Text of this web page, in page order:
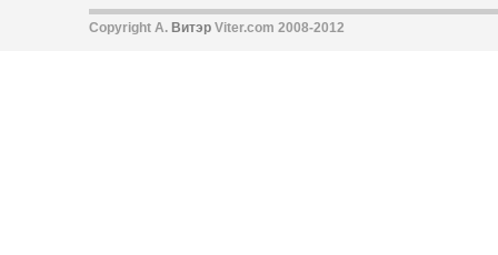
Copyright А. Витэр Viter.com 2008-2012